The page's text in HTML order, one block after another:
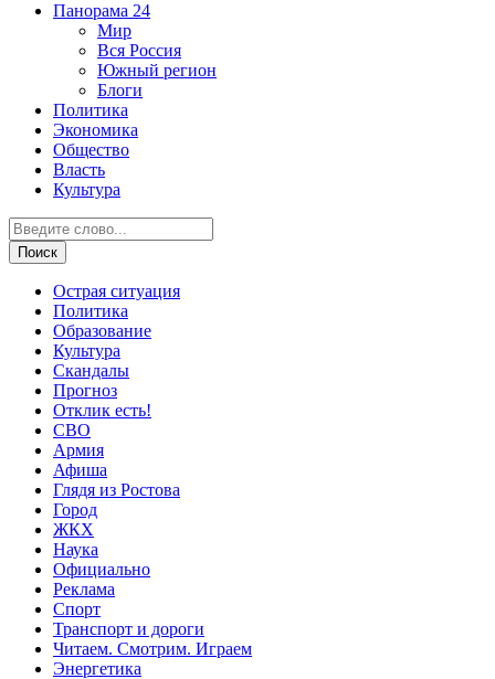
Панорама 24
Мир
Вся Россия
Южный регион
Блоги
Политика
Экономика
Общество
Власть
Культура
Острая ситуация
Политика
Образование
Культура
Скандалы
Прогноз
Отклик есть!
СВО
Армия
Афиша
Глядя из Ростова
Город
ЖКХ
Наука
Официально
Реклама
Спорт
Транспорт и дороги
Читаем. Смотрим. Играем
Энергетика